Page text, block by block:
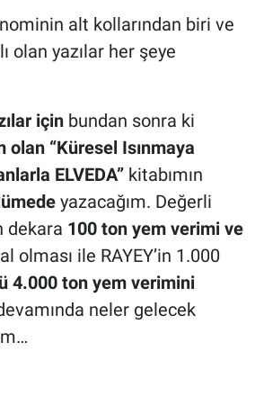
alt kollarından biri ve
olan yazılar her şeye
içinbundan sonra ki
olan “Küresel Isınmaya
ELVEDA”kitabımın
yazacağım. Değerli
dekara 100 ton yem verimi ve
olması ile RAYEY’in 1.000
4.000 ton yem verimini
neler gelecek